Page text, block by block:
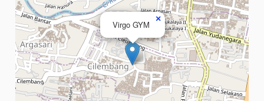
Virgo GYM
×